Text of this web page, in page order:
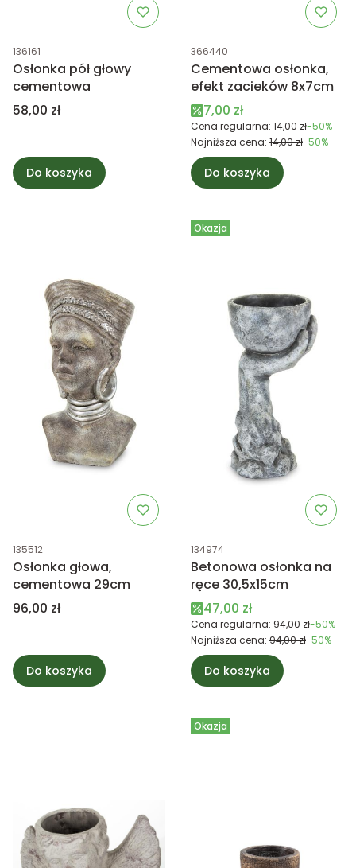
Kod produktu
136161
Osłonka pół głowy
cementowa
Cena
58,00 zł
Do koszyka
Kod produktu
366440
Cementowa osłonka,
efekt zacieków 8x7cm
Cena promocyjna
7,00 zł
Cena regularna: 14,00 zł-50%
Najniższa cena: 14,00 zł-50%
Do koszyka
Kod produktu
135512
Osłonka głowa,
cementowa 29cm
Cena
96,00 zł
Do koszyka
Okazja
Kod produktu
134974
Betonowa osłonka na
ręce 30,5x15cm
Cena promocyjna
47,00 zł
Cena regularna: 94,00 zł-50%
Najniższa cena: 94,00 zł-50%
Do koszyka
Okazja